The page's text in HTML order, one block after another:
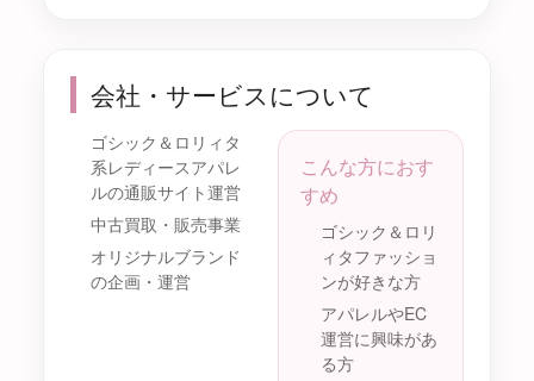
会社・サービスについて
ゴシック＆ロリィタ
系レディースアパレ
ルの通販サイト運営
中古買取・販売事業
オリジナルブランド
の企画・運営
こんな方におす
すめ
ゴシック＆ロリ
ィタファッショ
ンが好きな方
アパレルやEC
運営に興味があ
る方